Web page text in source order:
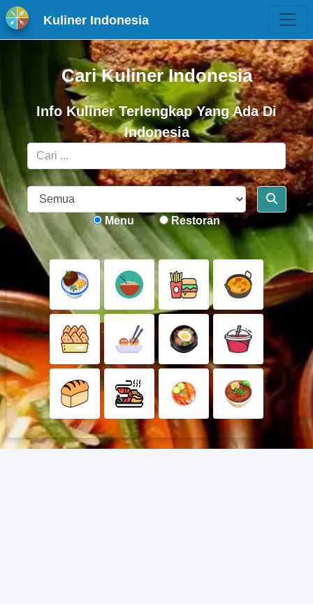
Kuliner Indonesia
Cari Kuliner Indonesia
Info Kuliner Terlengkap Yang Ada Di
Indonesia
Menu Restoran